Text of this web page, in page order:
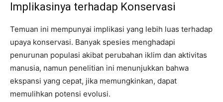
Implikasinya terhadap Konservasi
Temuan ini mempunyai implikasi yang lebih luas terhadap
upaya konservasi. Banyak spesies menghadapi
penurunan populasi akibat perubahan iklim dan aktivitas
manusia, namun penelitian ini menunjukkan bahwa
ekspansi yang cepat, jika memungkinkan, dapat
memulihkan potensi evolusi.